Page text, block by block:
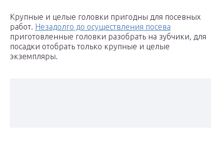
Крупные и целые головки пригодны для посевных
работ. Незадолго до осуществления посева
приготовленные головки разобрать на зубчики, для
посадки отобрать только крупные и целые
экземпляры.